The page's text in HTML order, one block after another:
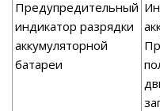
Предупредительный
индикатор разрядки
аккумуляторной
батареи